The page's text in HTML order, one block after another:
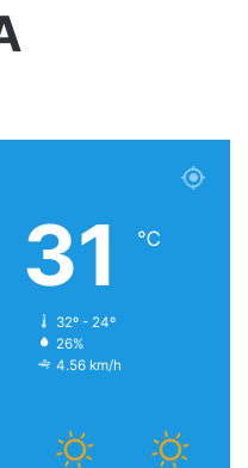
31 ℃
32º - 24º
26%
4.56 km/h